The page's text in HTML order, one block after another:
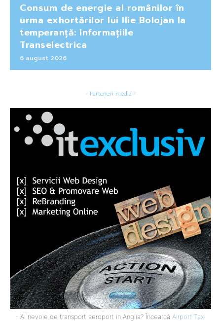
Consum de energie al românilor în
urma exhortărilor lui Ilie Bolojan la
temperanță: Informațiile
Transelectrica
6 august 2026
- Parteneri media -
- Ai nevoie de transport aeroport in Anglia? Încearcă Airport Taxi